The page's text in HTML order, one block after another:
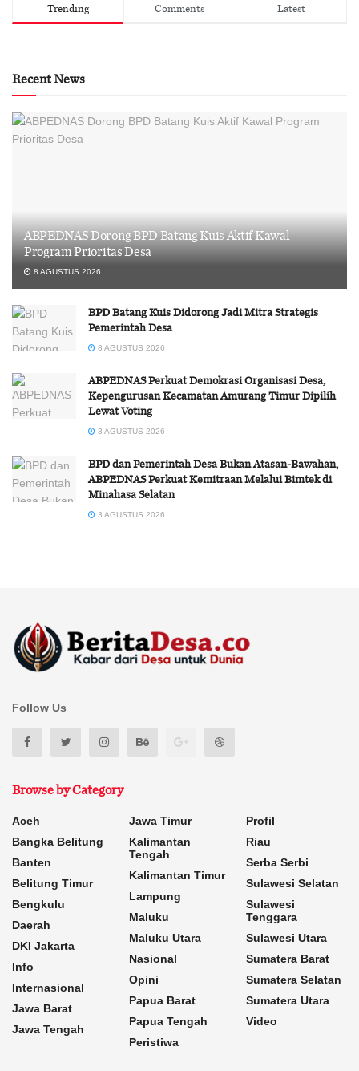
Trending Comments Latest
Recent News
ABPEDNAS Dorong BPD Batang Kuis Aktif Kawal
Program Prioritas Desa
8 AGUSTUS 2026
BPD Batang Kuis Didorong Jadi Mitra Strategis
Pemerintah Desa
8 AGUSTUS 2026
ABPEDNAS Perkuat Demokrasi Organisasi Desa,
Kepengurusan Kecamatan Amurang Timur Dipilih
Lewat Voting
3 AGUSTUS 2026
BPD dan Pemerintah Desa Bukan Atasan-Bawahan,
ABPEDNAS Perkuat Kemitraan Melalui Bimtek di
Minahasa Selatan
3 AGUSTUS 2026
Follow Us
Browse by Category
Aceh
Bangka Belitung
Banten
Belitung Timur
Bengkulu
Daerah
DKI Jakarta
Info
Internasional
Jawa Barat
Jawa Tengah
Jawa Timur
Kalimantan
Tengah
Kalimantan Timur
Lampung
Maluku
Maluku Utara
Nasional
Opini
Papua Barat
Papua Tengah
Peristiwa
Profil
Riau
Serba Serbi
Sulawesi Selatan
Sulawesi
Tenggara
Sulawesi Utara
Sumatera Barat
Sumatera Selatan
Sumatera Utara
Video